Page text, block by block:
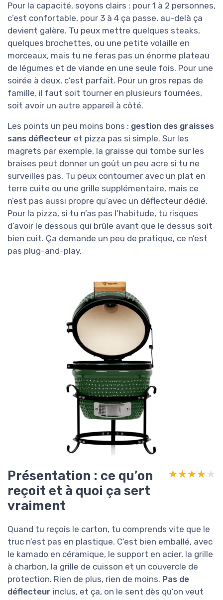
Pour la capacité, soyons clairs : pour 1 à 2 personnes,
c’est confortable, pour 3 à 4 ça passe, au-delà ça
devient galère. Tu peux mettre quelques steaks,
quelques brochettes, ou une petite volaille en
morceaux, mais tu ne feras pas un énorme plateau
de légumes et de viande en une seule fois. Pour une
soirée à deux, c’est parfait. Pour un gros repas de
famille, il faut soit tourner en plusieurs fournées,
soit avoir un autre appareil à côté.
Les points un peu moins bons : gestion des graisses
sans déflecteur et pizza pas si simple. Sur les
magrets par exemple, la graisse qui tombe sur les
braises peut donner un goût un peu acre si tu ne
surveilles pas. Tu peux contourner avec un plat en
terre cuite ou une grille supplémentaire, mais ce
n’est pas aussi propre qu’avec un déflecteur dédié.
Pour la pizza, si tu n’as pas l’habitude, tu risques
d’avoir le dessous qui brûle avant que le dessus soit
bien cuit. Ça demande un peu de pratique, ce n’est
pas plug-and-play.
Présentation : ce qu’on
reçoit et à quoi ça sert
vraiment
★★★★★
★★★★★
Quand tu reçois le carton, tu comprends vite que le
truc n’est pas en plastique. C’est bien emballé, avec
le kamado en céramique, le support en acier, la grille
à charbon, la grille de cuisson et un couvercle de
protection. Rien de plus, rien de moins. Pas de
déflecteur inclus, et ça, on le sent dès qu’on veut